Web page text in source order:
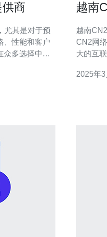
商
尤其是对于预
、性能和客户
众多选择中，
越南
越南
CN2网
大的互
许多优势和
2025年3